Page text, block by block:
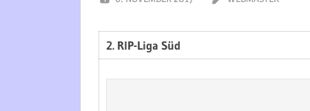
2. RlP-Liga Süd